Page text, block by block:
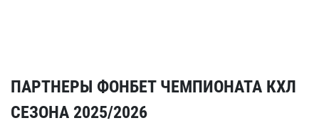
ПАРТНЕРЫ ФОНБЕТ ЧЕМПИОНАТА КХЛ
СЕЗОНА 2025/2026